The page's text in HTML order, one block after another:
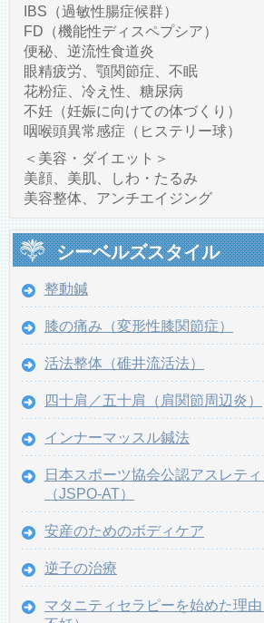
IBS（過敏性腸症候群）
FD（機能性ディスペプシア）
便秘、逆流性食道炎
眼精疲労、顎関節症、不眠
花粉症、冷え性、糖尿病
不妊（妊娠に向けての体づくり）
咽喉頭異常感症（ヒステリー球）
＜美容・ダイエット＞
美顔、美肌、しわ・たるみ
美容整体、アンチエイジング
シーベルズスタイル
整動鍼
膝の痛み（変形性膝関節症）
活法整体（碓井流活法）
四十肩／五十肩（肩関節周辺炎）
インナーマッスル鍼法
日本スポーツ協会公認アスレテ
（JSPO-AT）
安産のためのボディケア
逆子の治療
マタニティセラピーを始めた理由